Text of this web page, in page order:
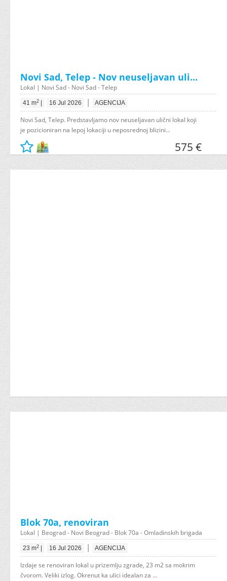
Novi Sad, Telep - Nov neuseljavan uli...
Lokal | Novi Sad - Novi Sad - Telep
41 m2 16 Jul 2026 | AGENCIJA
Novi Sad, Telep. Predstavljamo nov neuseljavan ulični lokal koji
je pozicioniran na lepoj lokaciji u neposrednoj blizini...
575 €
Blok 70a, renoviran
Lokal | Beograd - Novi Beograd - Blok 70a - Omladinskih brigada
23 m2 16 Jul 2026 | AGENCIJA
Izdaje se renoviran lokal u prizemlju zgrade, 23 m2 sa mokrim
čvorom. Veliki izlog. Okrenut ka ulici idealan za ...